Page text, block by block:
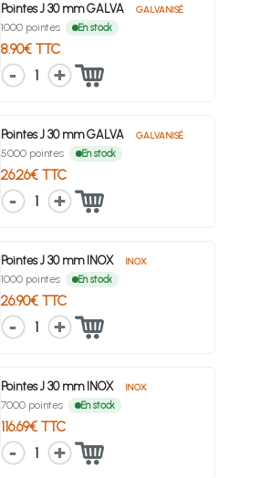
Pointes J 30 mm GALVA GALVANISÉ
1000 pointes En stock
8.90€ TTC
1
Pointes J 30 mm GALVA GALVANISÉ
5000 pointes En stock
26.26€ TTC
1
Pointes J 30 mm INOX INOX
1000 pointes En stock
26.90€ TTC
1
Pointes J 30 mm INOX INOX
7000 pointes En stock
116.69€ TTC
1